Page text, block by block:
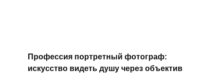
Профессия портретный фотограф:
искусство видеть душу через объектив